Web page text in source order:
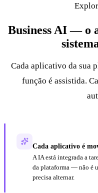
Business AI — o
Cada aplicativo da sua
função é assistida.
Cada aplicativo é
A IA está integrada a
da plataforma — não é
precisa alternar.